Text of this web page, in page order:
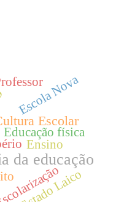
da educação
Escolar
Escola Nova
Ensino
Educação física
Estado Laico